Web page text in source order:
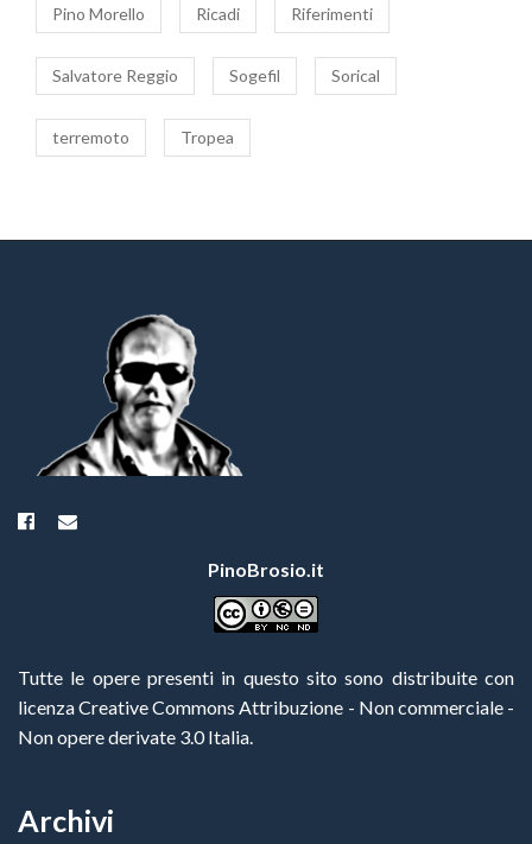
Pino Morello Ricadi Riferimenti
Salvatore Reggio Sogefil Sorical
terremoto Tropea
PinoBrosio.it
Tutte le opere presenti in questo sito sono distribuite con
licenza Creative Commons Attribuzione - Non commerciale -
Non opere derivate 3.0 Italia.
Archivi